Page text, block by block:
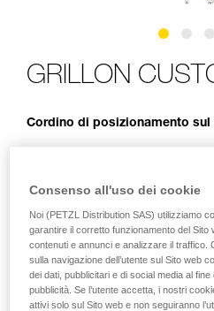
GRILLON
Cordino di posizionamento
cordino di posizionamento sul
Offre la scelta del tipo di corde,
resistenza, il colore e la
anche di scegliere il colore del
essere dotato di connettori per il
all’imbracatura o all’estremità. Il
è confezionato singolarmente
all’uso.
Consenso all'uso dei cookie
Noi (PETZL Distribution SAS) utilizziamo
garantire il corretto funzionamento del
contenuti e annunci e analizzare il traffico.
sulla navigazione dell’utente sul Sito web
dei dati, pubblicitari e di social media al
pubblicità. Se l’utente accetta, i nostri
attivi solo sul Sito web e non seguiranno